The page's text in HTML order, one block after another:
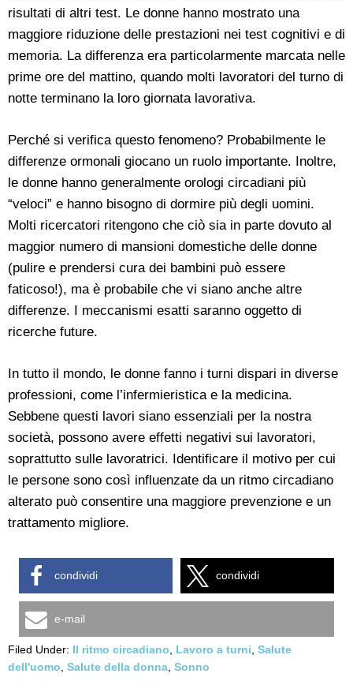
risultati di altri test. Le donne hanno mostrato una
maggiore riduzione delle prestazioni nei test cognitivi e di
memoria. La differenza era particolarmente marcata nelle
prime ore del mattino, quando molti lavoratori del turno di
notte terminano la loro giornata lavorativa.
Perché si verifica questo fenomeno? Probabilmente le
differenze ormonali giocano un ruolo importante. Inoltre,
le donne hanno generalmente orologi circadiani più
“veloci” e hanno bisogno di dormire più degli uomini.
Molti ricercatori ritengono che ciò sia in parte dovuto al
maggior numero di mansioni domestiche delle donne
(pulire e prendersi cura dei bambini può essere
faticoso!), ma è probabile che vi siano anche altre
differenze. I meccanismi esatti saranno oggetto di
ricerche future.
In tutto il mondo, le donne fanno i turni dispari in diverse
professioni, come l’infermieristica e la medicina.
Sebbene questi lavori siano essenziali per la nostra
società, possono avere effetti negativi sui lavoratori,
soprattutto sulle lavoratrici. Identificare il motivo per cui
le persone sono così influenzate da un ritmo circadiano
alterato può consentire una maggiore prevenzione e un
trattamento migliore.
condividi condividi
e-mail
Filed Under: Il ritmo circadiano Lavoro a turni Salute
dell'uomo Salute della donna Sonno